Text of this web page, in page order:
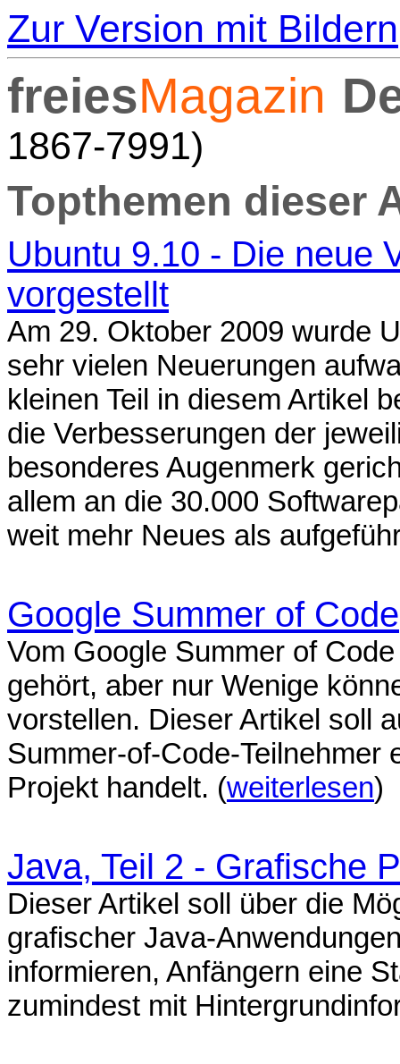
Zur Version mit Bildern
freiesMagazin
1867-7991)
Topthemen dieser
Ubuntu 9.10 - Die neue
vorgestellt
Am 29. Oktober 2009 wurde
sehr vielen Neuerungen
kleinen Teil in diesem Artikel
die Verbesserungen der
besonderes Augenmerk
allem an die 30.000
weit mehr Neues als
Google Summer of Code
Vom Google Summer of
gehört, aber nur Wenige
vorstellen. Dieser Artikel soll
Summer-of-Code-Teilnehmer
Projekt handelt. (weiterlesen)
Java, Teil 2 - Grafische
Dieser Artikel soll über die
grafischer Java-
informieren, Anfängern eine
zumindest mit